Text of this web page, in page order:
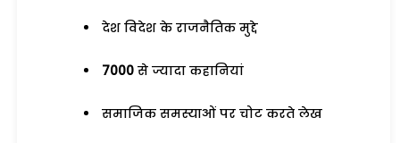
देश विदेश के राजनैतिक मुद्दे
7000 से ज्यादा कहानियां
समाजिक समस्याओं पर चोट करते लेख